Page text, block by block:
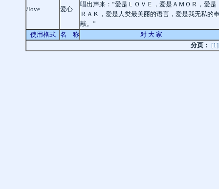
/love 爱心
唱出声来：“爱是ＬＯＶＥ，爱是ＡＭＯＲ，爱是
ＲＡＫ，爱是人类最美丽的语言，爱是我无私的
献。”
使用格式
名 称
对 大 家
分页：